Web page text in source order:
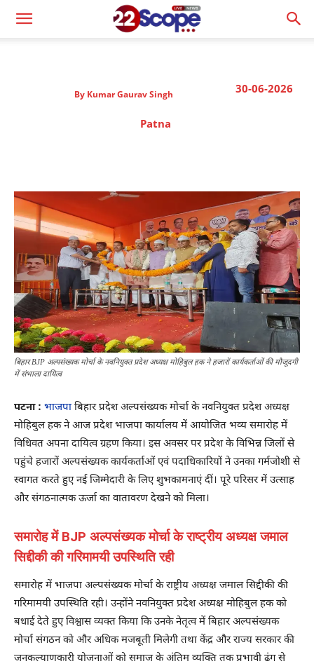
30-06-2026
By Kumar Gaurav Singh
Patna
बिहार BJP अल्पसंख्यक मोर्चा के नवनियुक्त प्रदेश अध्यक्ष मोहिबुल हक ने हजारों कार्यकर्ताओं की मौजूदगी
में संभाला दायित्व
पटना : भाजपाबिहार प्रदेश अल्पसंख्यक मोर्चा के नवनियुक्त प्रदेश अध्यक्ष
मोहिबुल हक ने आज प्रदेश भाजपा कार्यालय में आयोजित भव्य समारोह में
विधिवत अपना दायित्व ग्रहण किया। इस अवसर पर प्रदेश के विभिन्न जिलों से
पहुंचे हजारों अल्पसंख्यक कार्यकर्ताओं एवं पदाधिकारियों ने उनका गर्मजोशी से
स्वागत करते हुए नई जिम्मेदारी के लिए शुभकामनाएं दीं। पूरे परिसर में उत्साह
और संगठनात्मक ऊर्जा का वातावरण देखने को मिला।
समारोह में BJP अल्पसंख्यक मोर्चा के राष्ट्रीय अध्यक्ष जमाल
सिद्दीकी की गरिमामयी उपस्थिति रही
समारोह में भाजपा अल्पसंख्यक मोर्चा के राष्ट्रीय अध्यक्ष जमाल सिद्दीकी की
गरिमामयी उपस्थिति रही। उन्होंने नवनियुक्त प्रदेश अध्यक्ष मोहिबुल हक को
बधाई देते हुए विश्वास व्यक्त किया कि उनके नेतृत्व में बिहार अल्पसंख्यक
मोर्चा संगठन को और अधिक मजबूती मिलेगी तथा केंद्र और राज्य सरकार की
जनकल्याणकारी योजनाओं को समाज के अंतिम व्यक्ति तक प्रभावी ढंग से